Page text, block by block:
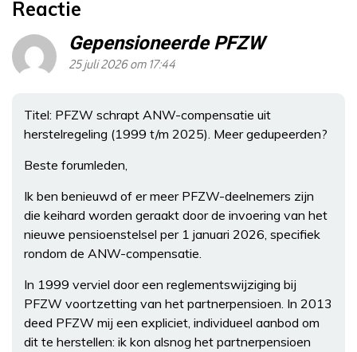
Reactie
Gepensioneerde PFZW
25 juli 2026 om 17:44
Titel: PFZW schrapt ANW-compensatie uit
herstelregeling (1999 t/m 2025). Meer gedupeerden?
Beste forumleden,
Ik ben benieuwd of er meer PFZW-deelnemers zijn
die keihard worden geraakt door de invoering van het
nieuwe pensioenstelsel per 1 januari 2026, specifiek
rondom de ANW-compensatie.
In 1999 verviel door een reglementswijziging bij
PFZW voortzetting van het partnerpensioen. In 2013
deed PFZW mij een expliciet, individueel aanbod om
dit te herstellen: ik kon alsnog het partnerpensioen